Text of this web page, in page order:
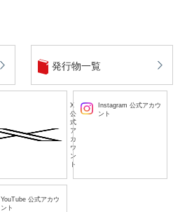
発行物一覧
X
公
式
ア
カ
ウ
ン
ト
Instagram 公式アカウ
ント
YouTube 公式アカウ
ント